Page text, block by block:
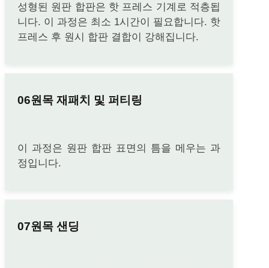
성형된 원판 합판은 핫 프레스 기계로 적층됩
니다. 이 과정은 최소 1시간이 필요합니다. 핫
프레스 후 원시 합판 결합이 강해집니다.
원목 재패치 및 퍼티링
이 과정은 원판 합판 표면의 틈을 메우는 과
정입니다.
원목 샌딩